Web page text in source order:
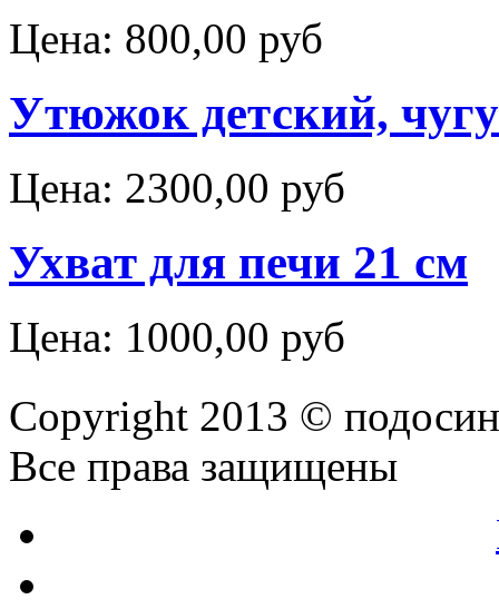
Цена: 800,00 руб
Утюжок детский,
Цена: 2300,00 руб
Ухват для печи 21 см
Цена: 1000,00 руб
Copyright 2013 ©
Все права защищены